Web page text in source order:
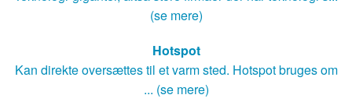
(se mere)
Hotspot
Kan direkte oversættes til et varm sted. Hotspot bruges om
... (se mere)